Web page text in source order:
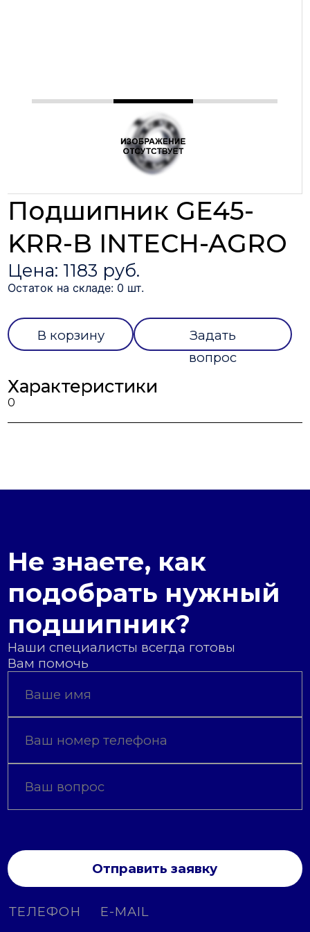
Подшипник GE45-
KRR-B INTECH-AGRO
Цена: 1183 руб.
Остаток на складе: 0 шт.
В корзину
Задать
вопрос
Характеристики
0
Не знаете, как
подобрать нужный
подшипник?
Наши специалисты всегда готовы
Вам помочь
Отправить заявку
ТЕЛЕФОН E-MAIL